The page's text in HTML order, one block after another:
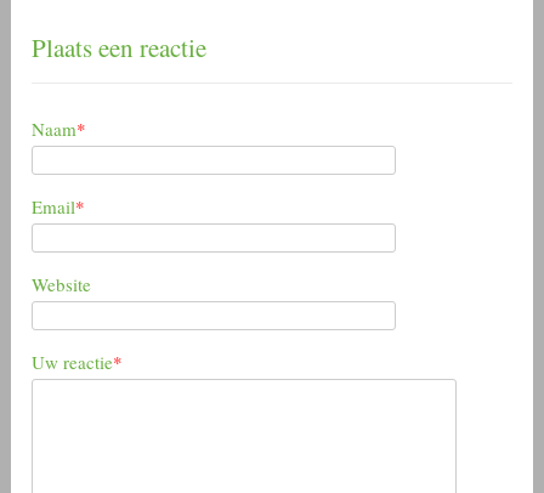
Plaats een reactie
Naam*
Email*
Website
Uw reactie*